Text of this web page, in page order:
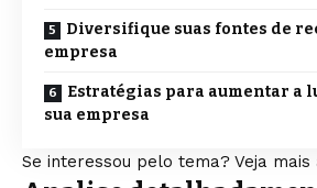
Diversifique suas fontes de
empresa
Estratégias para aumentar a
sua empresa
Se interessou pelo tema? Veja mais